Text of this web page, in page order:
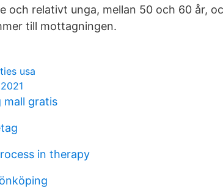
och relativt unga, mellan 50 och 60 år,
till mottagningen.
usa
mall gratis
in therapy